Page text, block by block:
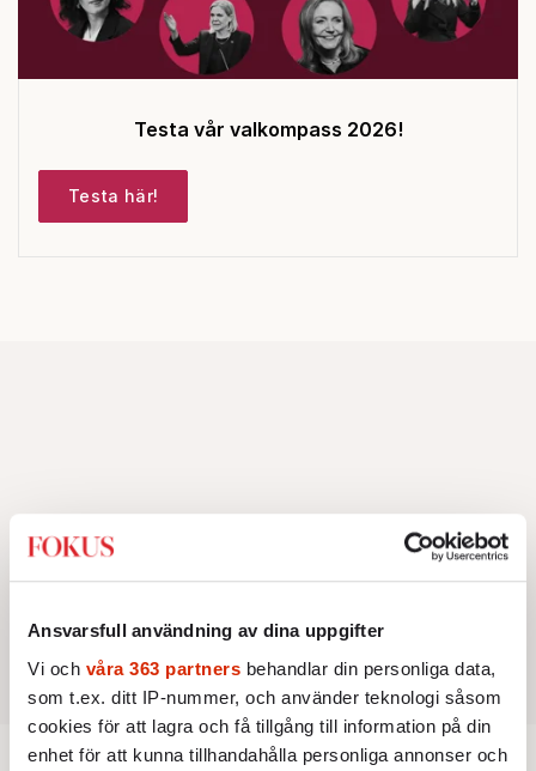
Ansvarsfull användning av dina uppgifter
Vi och våra 363 partners behandlar din personliga data,
som t.ex. ditt IP-nummer, och använder teknologi såsom
cookies för att lagra och få tillgång till information på din
enhet för att kunna tillhandahålla personliga annonser och
Testa vår valkompass 2026!
Testa här!